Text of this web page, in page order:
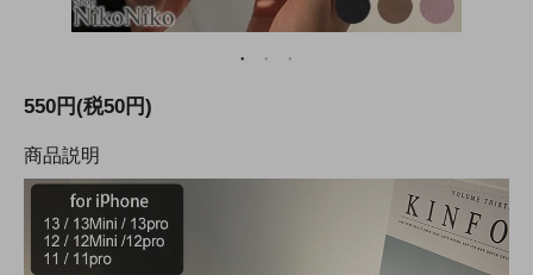
550円(税50円)
商品説明